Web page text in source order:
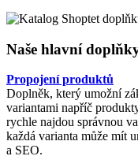
Naše hlavní
Propojení produktů
Doplněk, který umožní
variantami napříč
rychle najdou správnou
každá varianta může mít
a SEO.